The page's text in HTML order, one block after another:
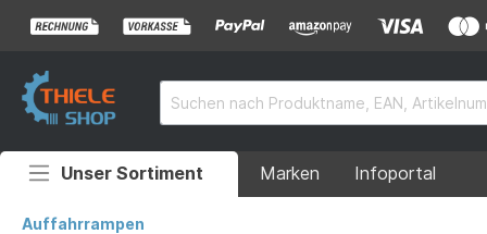
Unser Sortiment Marken Infoportal
Auffahrrampen
Auffahrrampen